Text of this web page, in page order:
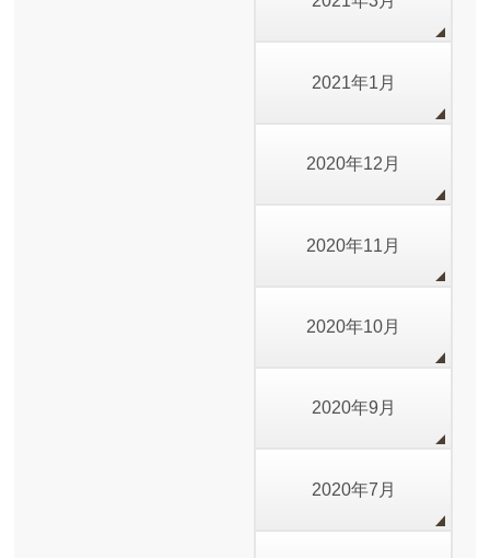
2021年1月
2020年12月
2020年11月
2020年10月
2020年9月
2020年7月